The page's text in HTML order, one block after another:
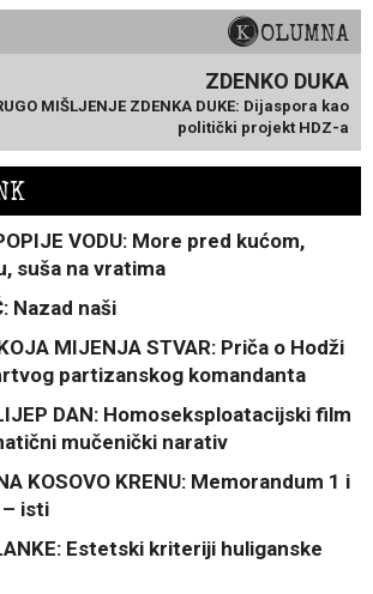
KOLUMNA
ZDENKO DUKA
MIŠLJENJE ZDENKA DUKE: Dijaspora kao
politički projekt HDZ-a
VODU: More pred kućom,
suša na vratima
Nazad naši
MIJENJA STVAR: Priča o Hodži
partizanskog komandanta
DAN: Homoseksploatacijski film
mučenički narativ
KOSOVO KRENU: Memorandum 1 i
– isti
Estetski kriteriji huliganske